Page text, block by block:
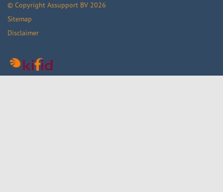
© Copyright Assupport BV 2026
Sitemap
Disclaimer